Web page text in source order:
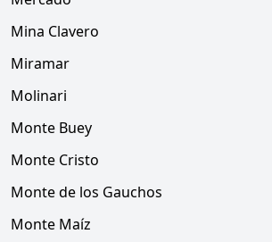
Mina Clavero
Miramar
Molinari
Monte Buey
Monte Cristo
Monte de los Gauchos
Monte Maíz